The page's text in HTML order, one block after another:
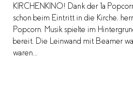
KIRCHENKINO! Dank der 1a
schon beim Eintritt in die Kirche,
Popcorn. Musik spielte im
bereit. Die Leinwand mit Beamer
waren…